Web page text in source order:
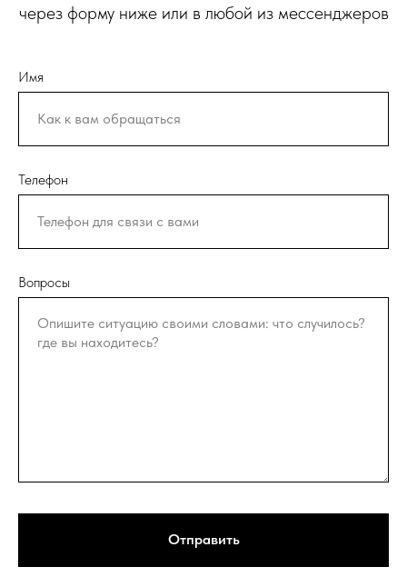
через форму ниже или в любой из мессенджеров
Имя
Телефон
Вопросы
Отправить